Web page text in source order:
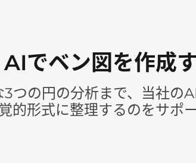
AIでベン図を作成
つの円の分析まで、当社の
覚的形式に整理するのをサポ